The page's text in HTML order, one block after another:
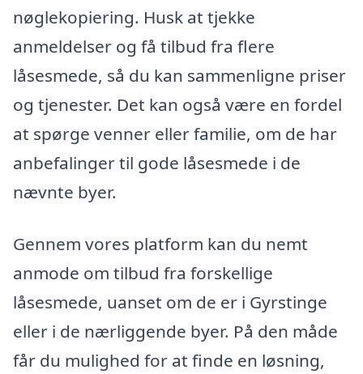
nøglekopiering. Husk at tjekke
anmeldelser og få tilbud fra flere
låsesmede, så du kan sammenligne priser
og tjenester. Det kan også være en fordel
at spørge venner eller familie, om de har
anbefalinger til gode låsesmede i de
nævnte byer.
Gennem vores platform kan du nemt
anmode om tilbud fra forskellige
låsesmede, uanset om de er i Gyrstinge
eller i de nærliggende byer. På den måde
får du mulighed for at finde en løsning,